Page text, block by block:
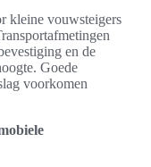
kleine vouwsteigers
en de
Goede
voorkomen